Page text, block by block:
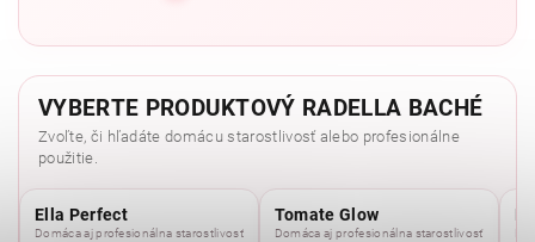
VYBERTE PRODUKTOVÝ RADELLA BACHÉ
Zvoľte, či hľadáte domácu starostlivosť alebo profesionálne
použitie.
Ella Perfect
Domáca aj profesionálna starostlivosť
Tomate Glow
Domáca aj profesionálna starostlivosť